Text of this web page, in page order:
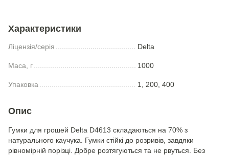
Характеристики
Ліцензія/серія Delta
Маса, г 1000
Упаковка 1, 200, 400
Опис
Гумки для грошей Delta D4613 складаються на 70% з
натурального каучука. Гумки стійкі до розривів, завдяки
рівномірній порізці. Добре розтягуються та не рвуться. Без